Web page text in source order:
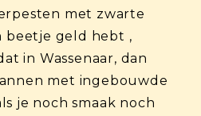
met zwarte
beetje geld hebt ,
in Wassenaar, dan
met ingebouwde
je noch smaak noch